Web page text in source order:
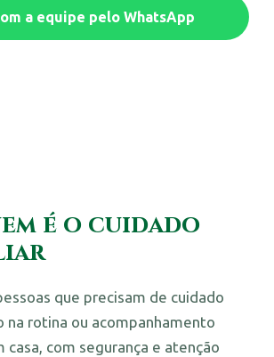
a equipe pelo WhatsApp
é o cuidado
que precisam de cuidado
na rotina ou acompanhamento
casa, com segurança e atenção